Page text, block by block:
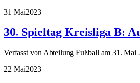
31 Mai2023
30. Spieltag Kreisliga B:
Verfasst von Abteilung Fußball am 31. Mai
22 Mai2023